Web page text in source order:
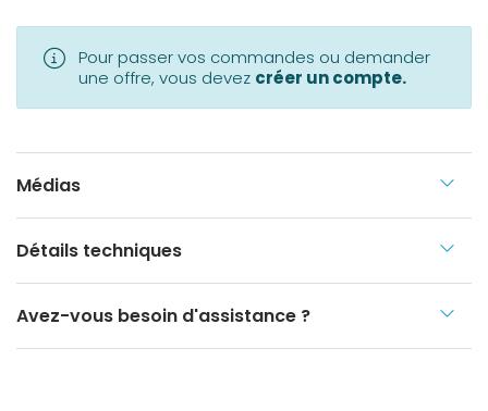
Pour passer vos commandes ou demander
une offre, vous devez créer un compte.
Médias
Détails techniques
Avez-vous besoin d'assistance ?